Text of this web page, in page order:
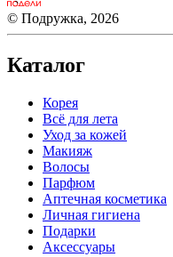
© Подружка, 2026
Каталог
Корея
Всё для лета
Уход за кожей
Макияж
Волосы
Парфюм
Аптечная косметика
Личная гигиена
Подарки
Аксессуары